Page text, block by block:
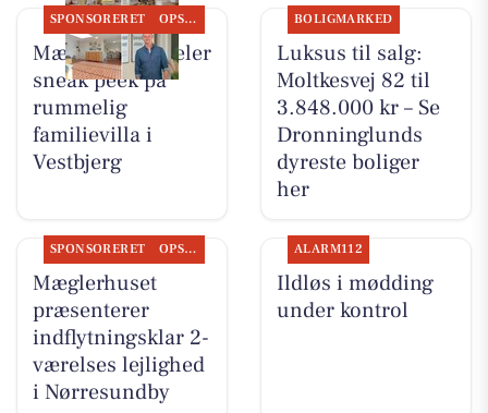
SPONSORERET OPSLAGSTAVLEN
Mæglerhuset deler
sneak peek på
rummelig
familievilla i
Vestbjerg
BOLIGMARKED
Luksus til salg:
Moltkesvej 82 til
3.848.000 kr – Se
Dronninglunds
dyreste boliger
her
SPONSORERET OPSLAGSTAVLEN
Mæglerhuset
præsenterer
indflytningsklar 2-
værelses lejlighed
i Nørresundby
ALARM112
Ildløs i mødding
under kontrol